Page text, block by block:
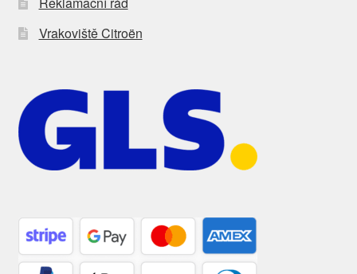
Vrakoviště Citroën